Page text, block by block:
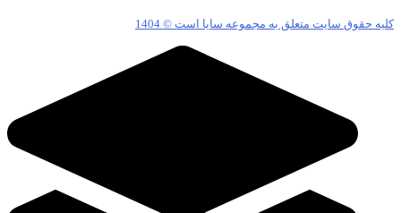
حقوق سایت متعلق به مجموعه سایا است © 1404